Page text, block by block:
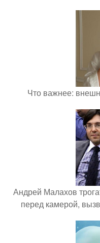
Что важнее:
Андрей Малахов
перед камерой,